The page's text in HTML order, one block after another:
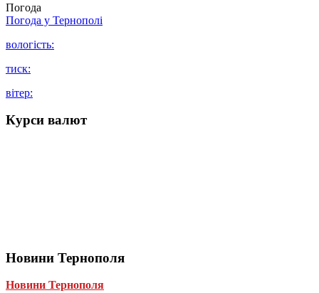
Погода
Погода у Тернополі
вологість:
тиск:
вітер:
Курси валют
Новини Тернополя
Новини Тернополя